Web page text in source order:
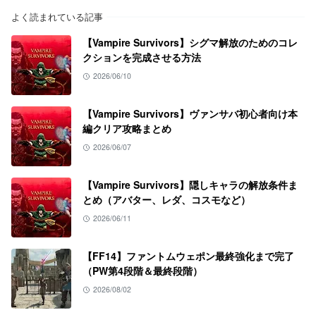
よく読まれている記事
【Vampire Survivors】シグマ解放のためのコレ
クションを完成させる方法
2026/06/10
【Vampire Survivors】ヴァンサバ初心者向け本
編クリア攻略まとめ
2026/06/07
【Vampire Survivors】隠しキャラの解放条件ま
とめ（アバター、レダ、コスモなど）
2026/06/11
【FF14】ファントムウェポン最終強化まで完了
（PW第4段階＆最終段階）
2026/08/02